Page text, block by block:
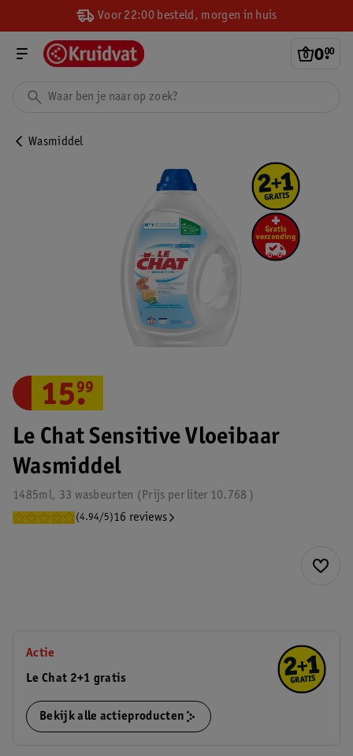
Voor 22:00 besteld, morgen in huis
0.
00
Wasmiddel
Le Chat Sensitive Vloeibaar
Wasmiddel
1485ml, 33 wasbeurten 10.768
Prijs per liter
(4.94/5)16 reviews
15.
99
Actie
Le Chat 2+1 gratis
Bekijk alle actieproducten